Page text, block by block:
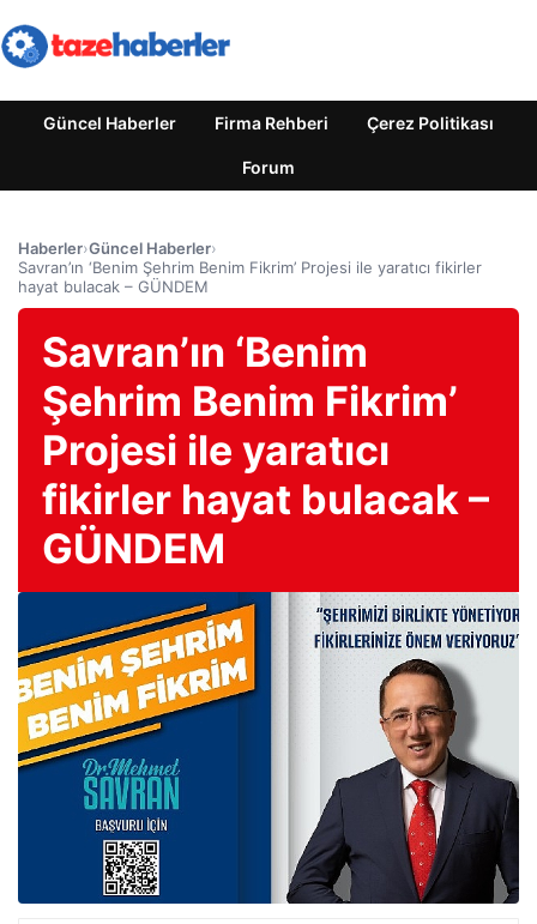
Güncel Haberler Firma Rehberi Çerez Politikası
Forum
Haberler›Güncel Haberler›
Savran’ın ‘Benim Şehrim Benim Fikrim’ Projesi ile yaratıcı fikirler
hayat bulacak – GÜNDEM
Savran’ın ‘Benim
Şehrim Benim Fikrim’
Projesi ile yaratıcı
fikirler hayat bulacak –
GÜNDEM